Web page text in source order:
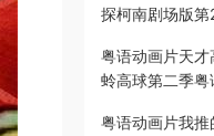
探柯南剧场版
粤语动画片天
蛉高球第二季粤
粤语动画片我推